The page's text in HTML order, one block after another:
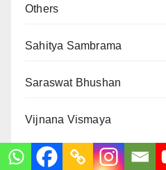
Others
Sahitya Sambrama
Saraswat Bhushan
Vijnana Vismaya